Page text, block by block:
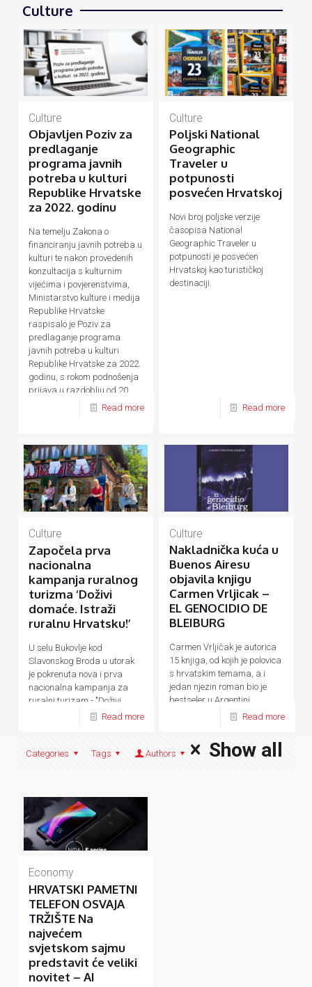
Culture
Culture
Objavljen Poziv za
predlaganje
programa javnih
potreba u kulturi
Republike Hrvatske
za 2022. godinu
Na temelju Zakona o
financiranju javnih potreba u
kulturi te nakon provedenih
konzultacija s kulturnim
vijećima i povjerenstvima,
Ministarstvo kulture i medija
Republike Hrvatske
raspisalo je Poziv za
predlaganje programa
javnih potreba u kulturi
Republike Hrvatske za 2022.
godinu, s rokom podnošenja
prijava u razdoblju od 20.
rujna do 20. listopada 2021.
Read more
Culture
Poljski National
Geographic
Traveler u
potpunosti
posvećen Hrvatskoj
Novi broj poljske verzije
časopisa National
Geographic Traveler u
potpunosti je posvećen
Hrvatskoj kao turističkoj
destinaciji.
Read more
Culture
Započela prva
nacionalna
kampanja ruralnog
turizma ‘Doživi
domaće. Istraži
ruralnu Hrvatsku!’
U selu Bukovlje kod
Slavonskog Broda u utorak
je pokrenuta nova i prva
nacionalna kampanja za
ruralni turizam - "Doživi
Read more
Culture
Nakladnička kuća u
Buenos Airesu
objavila knjigu
Carmen Vrljicak –
EL GENOCIDIO DE
BLEIBURG
Carmen Vrljičak je autorica
15 knjiga, od kojih je polovica
s hrvatskim temama, a i
jedan njezin roman bio je
bestseler u Argentini.
Read more
Categories Tags Authors Show all
Economy
HRVATSKI PAMETNI
TELEFON OSVAJA
TRŽIŠTE Na
najvećem
svjetskom sajmu
predstavit će veliki
novitet – AI